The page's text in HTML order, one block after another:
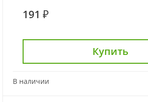
191 ₽
Купить
В наличии